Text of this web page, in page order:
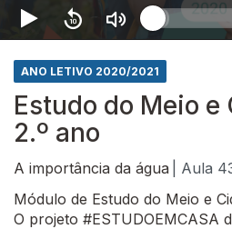
ANO LETIVO 2020/2021
Estudo do Meio e
2.º ano
A importância da água | Aula
Módulo de Estudo do Meio e
O projeto #ESTUDOEMCASA